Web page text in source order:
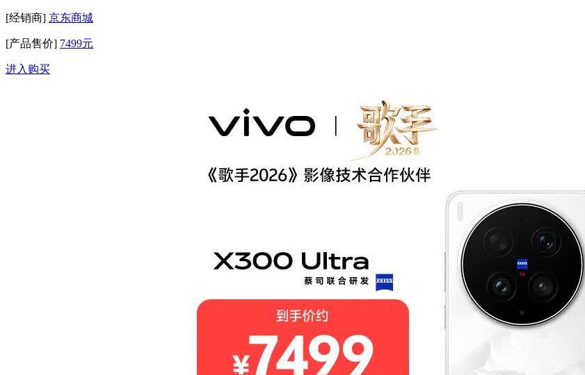
[经销商] 京东商城
[产品售价] 7499元
进入购买